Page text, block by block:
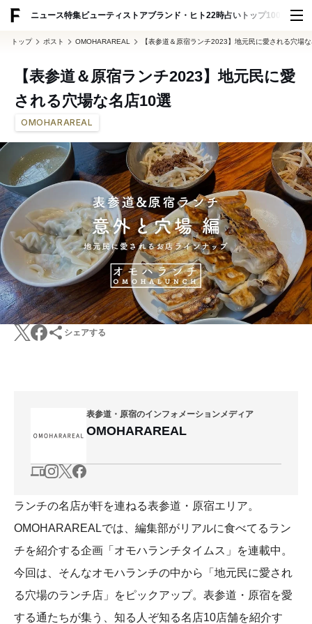
ニュース特集ビューティ ストアブランド・ヒト22時占い トップ100 スナッ
トップ ポスト OMOHARAREAL 【表参道＆原宿ランチ2023】地元民に愛される穴場
【表参道＆原宿ランチ2023】地元民に愛
される穴場な名店10選
OMOHARAREAL
シェアする
表参道・原宿のインフォメーションメディア
OMOHARAREAL
ランチの名店が軒を連ねる表参道・原宿エリア。
OMOHARAREALでは、編集部がリアルに食べてるラン
チを紹介する企画「オモハランチタイムス」を連載中。
今回は、そんなオモハランチの中から「地元民に愛され
る穴場のランチ店」をピックアップ。表参道・原宿を愛
する通たちが集う、知る人ぞ知る名店10店舗を紹介す